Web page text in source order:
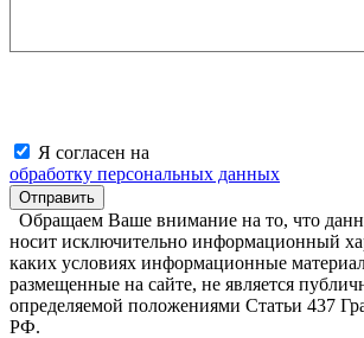
Я согласен на
обработку персональных данных
Обращаем Ваше внимание на то, что
носит исключительно информационный
каких условиях информационные
размещенные на сайте, не является
определяемой положениями Статьи 437
РФ.